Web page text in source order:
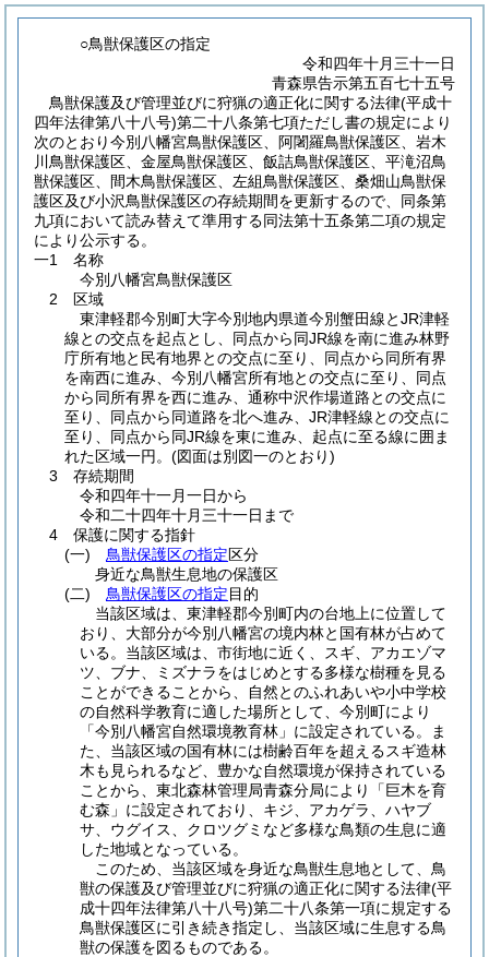
○鳥獣保護区の指定
令和四年十月三十一日
青森県告示第五百七十五号
鳥獣保護及び管理並びに狩猟の適正化に関する法律(平成十
四年法律第八十八号)第二十八条第七項ただし書の規定により
次のとおり今別八幡宮鳥獣保護区、阿闍羅鳥獣保護区、岩木
川鳥獣保護区、金屋鳥獣保護区、飯詰鳥獣保護区、平滝沼鳥
獣保護区、間木鳥獣保護区、左組鳥獣保護区、桑畑山鳥獣保
護区及び小沢鳥獣保護区の存続期間を更新するので、同条第
九項において読み替えて準用する同法第十五条第二項の規定
により公示する。
一1 名称
今別八幡宮鳥獣保護区
2 区域
東津軽郡今別町大字今別地内県道今別蟹田線とJR津軽
線との交点を起点とし、同点から同JR線を南に進み林野
庁所有地と民有地界との交点に至り、同点から同所有界
を南西に進み、今別八幡宮所有地との交点に至り、同点
から同所有界を西に進み、通称中沢作場道路との交点に
至り、同点から同道路を北へ進み、JR津軽線との交点に
至り、同点から同JR線を東に進み、起点に至る線に囲ま
れた区域一円。 (図面は別図一のとおり)
3 存続期間
令和四年十一月一日から
令和二十四年十月三十一日まで
4 保護に関する指針
(一)
鳥獣保護区の指定区分
身近な鳥獣生息地の保護区
(二)
鳥獣保護区の指定目的
当該区域は、東津軽郡今別町内の台地上に位置して
おり、大部分が今別八幡宮の境内林と国有林が占めて
いる。当該区域は、市街地に近く、スギ、アカエゾマ
ツ、ブナ、ミズナラをはじめとする多様な樹種を見る
ことができることから、自然とのふれあいや小中学校
の自然科学教育に適した場所として、今別町により
「今別八幡宮自然環境教育林」に設定されている。ま
た、当該区域の国有林には樹齢百年を超えるスギ造林
木も見られるなど、豊かな自然環境が保持されている
ことから、東北森林管理局青森分局により「巨木を育
む森」に設定されており、キジ、アカゲラ、ハヤブ
サ、ウグイス、クロツグミなど多様な鳥類の生息に適
した地域となっている。
このため、当該区域を身近な鳥獣生息地として、鳥
獣の保護及び管理並びに狩猟の適正化に関する法律(平
成十四年法律第八十八号)第二十八条第一項に規定する
鳥獣保護区に引き続き指定し、当該区域に生息する鳥
獣の保護を図るものである。